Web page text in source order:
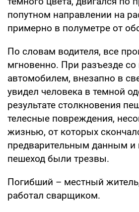
попутном направлении на
примерно в полуметре от
По словам водителя, все
мгновенно. При разъезде
автомобилем, внезапно в
увидел человека в темной
результате столкновения
телесные повреждения,
жизнью, от которых
предварительным данным и
пешеход были трезвы.
Погибший – местный
работал сварщиком.